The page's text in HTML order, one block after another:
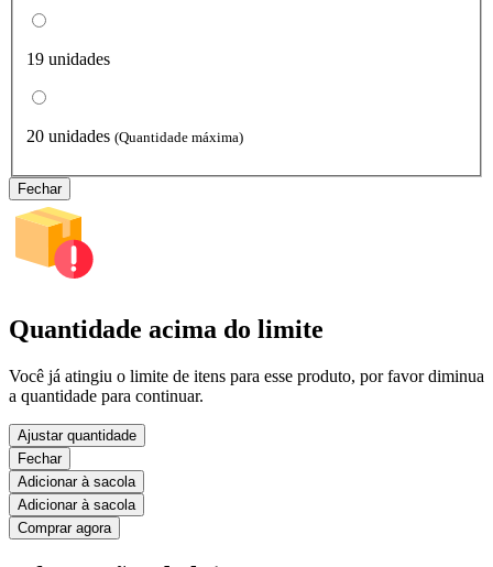
19 unidades
20 unidades (Quantidade máxima)
Fechar
Quantidade acima do limite
Você já atingiu o limite de itens para esse produto, por favor diminua
a quantidade para continuar.
Ajustar quantidade
Fechar
Adicionar à sacola
Adicionar à sacola
Comprar agora